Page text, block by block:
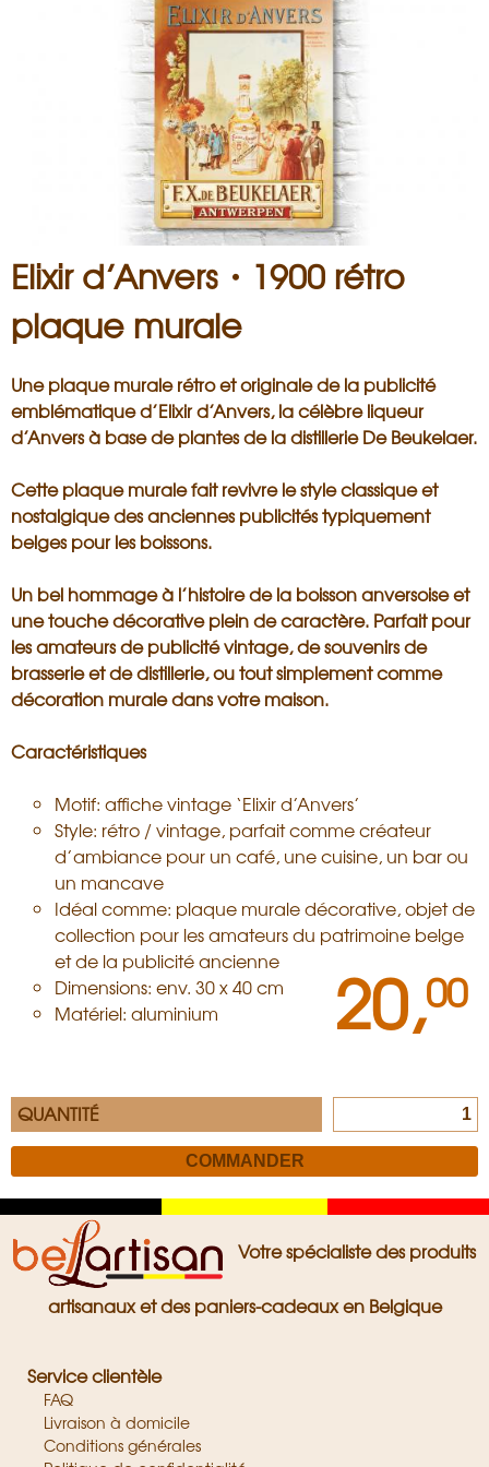
Elixir d’Anvers・1900 rétro
plaque murale
Une plaque murale rétro et originale de la publicité
emblématique d’Elixir d’Anvers, la célèbre liqueur
d’Anvers à base de plantes de la distillerie De Beukelaer.
Cette plaque murale fait revivre le style classique et
nostalgique des anciennes publicités typiquement
belges pour les boissons.
Un bel hommage à l’histoire de la boisson anversoise et
une touche décorative plein de caractère. Parfait pour
les amateurs de publicité vintage, de souvenirs de
brasserie et de distillerie, ou tout simplement comme
décoration murale dans votre maison.
Caractéristiques
Motif: affiche vintage ‘Elixir d’Anvers’
Style: rétro / vintage, parfait comme créateur
d’ambiance pour un café, une cuisine, un bar ou
un mancave
Idéal comme: plaque murale décorative, objet de
collection pour les amateurs du patrimoine belge
et de la publicité ancienne
Dimensions: env. 30 x 40 cm
Matériel: aluminium
QUANTITÉ
20,00
Votre spécialiste des produits
artisanaux et des paniers-cadeaux en Belgique
Service clientèle
FAQ
Livraison à domicile
Conditions générales